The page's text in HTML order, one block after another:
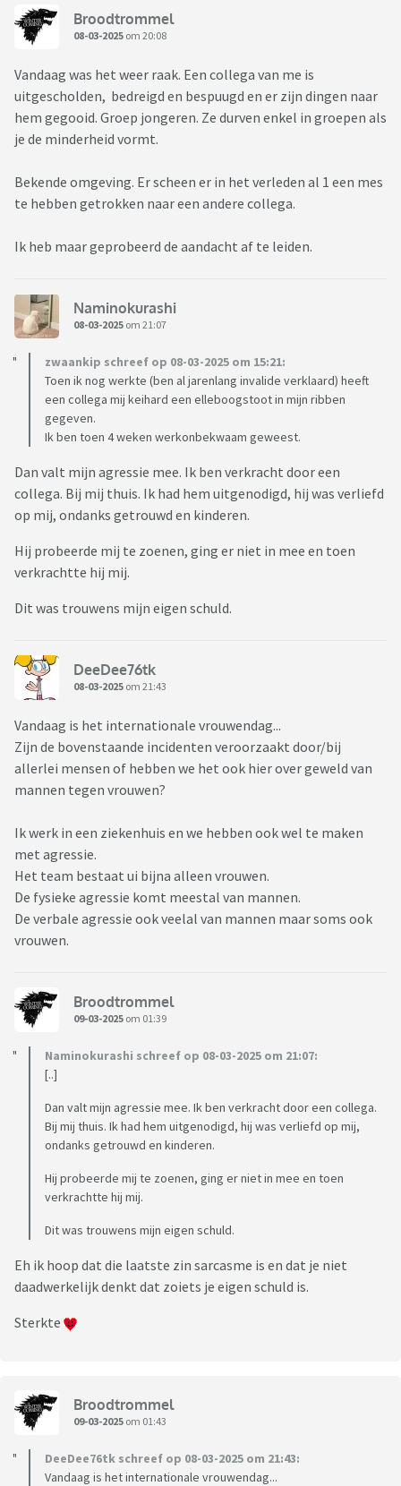
Broodtrommel
08-03-2025 om 20:08
Vandaag was het weer raak. Een collega van me is
uitgescholden, bedreigd en bespuugd en er zijn dingen naar
hem gegooid. Groep jongeren. Ze durven enkel in groepen als
je de minderheid vormt.
Bekende omgeving. Er scheen er in het verleden al 1 een mes
te hebben getrokken naar een andere collega.
Ik heb maar geprobeerd de aandacht af te leiden.
Naminokurashi
08-03-2025 om 21:07
zwaankip schreef op 08-03-2025 om 15:21:
Toen ik nog werkte (ben al jarenlang invalide verklaard) heeft
een collega mij keihard een elleboogstoot in mijn ribben
gegeven.
Ik ben toen 4 weken werkonbekwaam geweest.
Dan valt mijn agressie mee. Ik ben verkracht door een
collega. Bij mij thuis. Ik had hem uitgenodigd, hij was verliefd
op mij, ondanks getrouwd en kinderen.
Hij probeerde mij te zoenen, ging er niet in mee en toen
verkrachtte hij mij.
Dit was trouwens mijn eigen schuld.
DeeDee76tk
08-03-2025 om 21:43
Vandaag is het internationale vrouwendag...
Zijn de bovenstaande incidenten veroorzaakt door/bij
allerlei mensen of hebben we het ook hier over geweld van
mannen tegen vrouwen?
Ik werk in een ziekenhuis en we hebben ook wel te maken
met agressie.
Het team bestaat ui bijna alleen vrouwen.
De fysieke agressie komt meestal van mannen.
De verbale agressie ook veelal van mannen maar soms ook
vrouwen.
Broodtrommel
09-03-2025 om 01:39
Naminokurashi schreef op 08-03-2025 om 21:07:
[..]
Dan valt mijn agressie mee. Ik ben verkracht door een collega.
Bij mij thuis. Ik had hem uitgenodigd, hij was verliefd op mij,
ondanks getrouwd en kinderen.
Hij probeerde mij te zoenen, ging er niet in mee en toen
verkrachtte hij mij.
Dit was trouwens mijn eigen schuld.
Eh ik hoop dat die laatste zin sarcasme is en dat je niet
daadwerkelijk denkt dat zoiets je eigen schuld is.
Sterkte
Broodtrommel
09-03-2025 om 01:43
DeeDee76tk schreef op 08-03-2025 om 21:43:
Vandaag is het internationale vrouwendag...